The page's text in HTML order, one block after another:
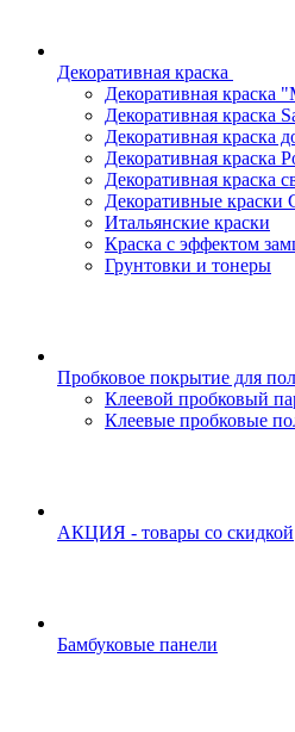
Декоративная краска
Декоративная
Декоративная краска
Декоративная краска
Декоративная краска
Декоративная краска
Декоративные краски
Итальянские краски
Краска с эффектом
Грунтовки и тонеры
Пробковое покрытие для
Клеевой пробковый
Клеевые пробковые
АКЦИЯ - товары со скидкой
Бамбуковые панели